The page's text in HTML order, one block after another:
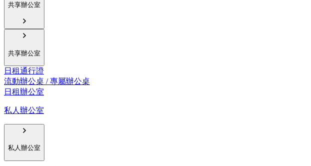
共享辦公室
共享辦公室
日租通行證
流動辦公桌 / 專屬辦公桌
日租辦公室
私人辦公室
私人辦公室